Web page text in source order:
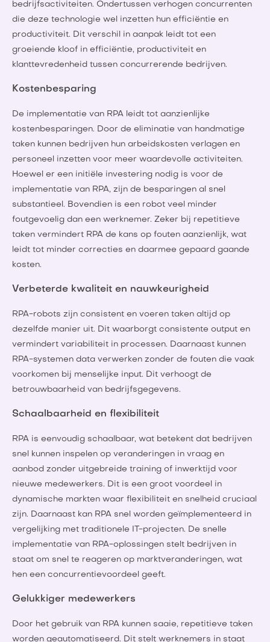
bedrijfsactiviteiten. Ondertussen verhogen concurrenten
die deze technologie wel inzetten hun efficiëntie en
productiviteit. Dit verschil in aanpak leidt tot een
groeiende kloof in efficiëntie, productiviteit en
klanttevredenheid tussen concurrerende bedrijven.
Kostenbesparing
De implementatie van RPA leidt tot aanzienlijke
kostenbesparingen. Door de eliminatie van handmatige
taken kunnen bedrijven hun arbeidskosten verlagen en
personeel inzetten voor meer waardevolle activiteiten.
Hoewel er een initiële investering nodig is voor de
implementatie van RPA, zijn de besparingen al snel
substantieel. Bovendien is een robot veel minder
foutgevoelig dan een werknemer. Zeker bij repetitieve
taken vermindert RPA de kans op fouten aanzienlijk, wat
leidt tot minder correcties en daarmee gepaard gaande
kosten.
Verbeterde kwaliteit en nauwkeurigheid
RPA-robots zijn consistent en voeren taken altijd op
dezelfde manier uit. Dit waarborgt consistente output en
vermindert variabiliteit in processen. Daarnaast kunnen
RPA-systemen data verwerken zonder de fouten die vaak
voorkomen bij menselijke input. Dit verhoogt de
betrouwbaarheid van bedrijfsgegevens.
Schaalbaarheid en flexibiliteit
RPA is eenvoudig schaalbaar, wat betekent dat bedrijven
snel kunnen inspelen op veranderingen in vraag en
aanbod zonder uitgebreide training of inwerktijd voor
nieuwe medewerkers. Dit is een groot voordeel in
dynamische markten waar flexibiliteit en snelheid cruciaal
zijn. Daarnaast kan RPA snel worden geïmplementeerd in
vergelijking met traditionele IT-projecten. De snelle
implementatie van RPA-oplossingen stelt bedrijven in
staat om snel te reageren op marktveranderingen, wat
hen een concurrentievoordeel geeft.
Gelukkiger medewerkers
Door het gebruik van RPA kunnen saaie, repetitieve taken
worden geautomatiseerd. Dit stelt werknemers in staat